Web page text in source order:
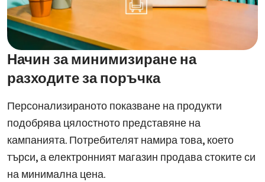
Начин за минимизиране на
разходите за поръчка
Персонализираното показване на продукти
подобрява цялостното представяне на
кампанията. Потребителят намира това, което
търси, а електронният магазин продава стоките си
на минимална цена.